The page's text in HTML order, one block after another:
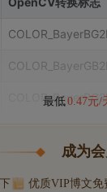
最低0.47元/
成为
优质VIP博文免